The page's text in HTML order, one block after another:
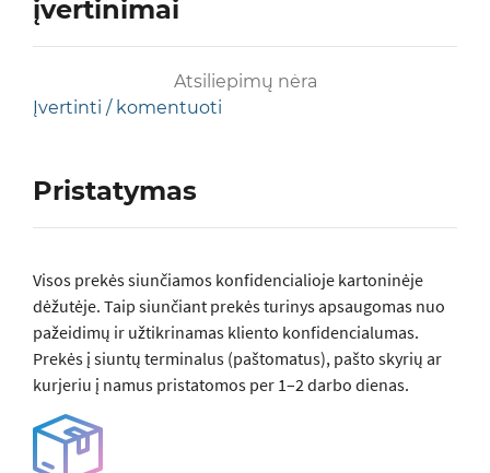
įvertinimai
Atsiliepimų nėra
Įvertinti / komentuoti
Pristatymas
Visos prеkės siunčiamos konfidencialioje kartoninėje
dėžutėje. Taip siunčiant prekės turinys apsaugomas nuo
pažeidimų ir užtikrinamas kliento konfidencialumas.
Prekės į siuntų terminalus (paštomatus), pašto skyrių ar
kurjeriu į namus pristatomos per 1–2 darbo dienas.